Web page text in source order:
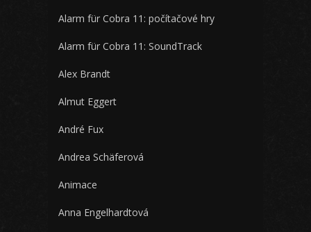
Alarm für Cobra 11: počítačové hry
Alarm für Cobra 11: SoundTrack
Alex Brandt
Almut Eggert
André Fux
Andrea Schäferová
Animace
Anna Engelhardtová